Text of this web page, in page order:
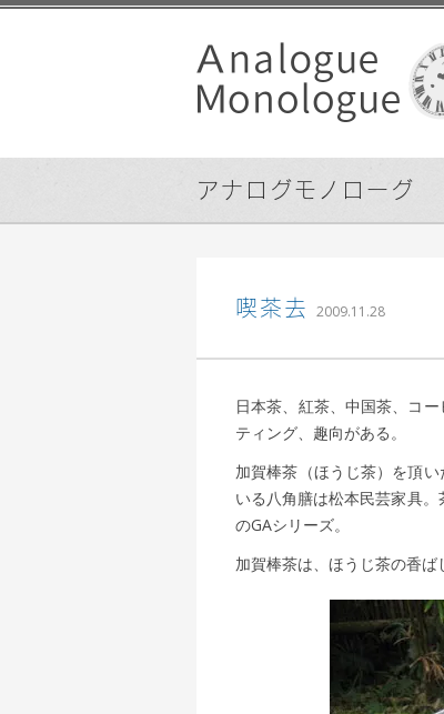
アナログモノローグ
喫茶去 2009.11.28
日本茶、紅茶、中国茶、コ
ティング、趣向がある。
加賀棒茶（ほうじ茶）を頂
いる八角膳は松本民芸家具
のGAシリーズ。
加賀棒茶は、ほうじ茶の香ば